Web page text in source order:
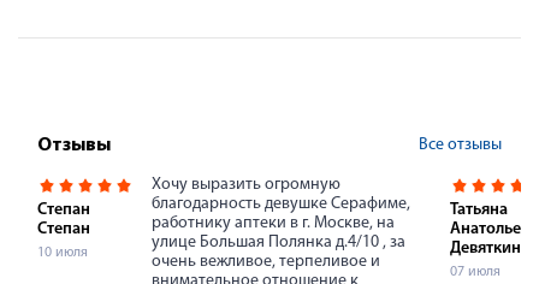
Отзывы Все отзывы
Степан
Степан
10 июля
Хочу выразить огромную
благодарность девушке Серафиме,
работнику аптеки в г. Москве, на
улице Большая Полянка д.4/10 , за
очень вежливое, терпеливое и
Татьяна
Девяткина
07 июля